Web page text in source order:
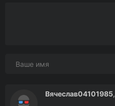
Вячеслав04101985,